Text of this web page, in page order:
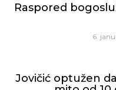
Raspored
6.
Jovičić optužen